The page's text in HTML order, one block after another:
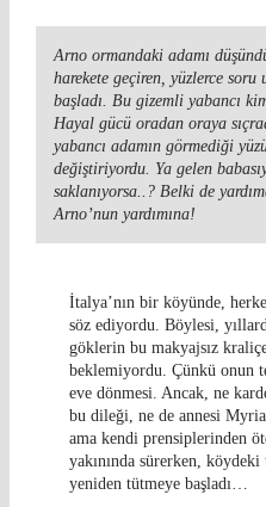
Arno ormandaki adamı
harekete geçiren, yüzlerce soru
başladı. Bu gizemli yabancı
Hayal gücü oradan oraya
yabancı adamın görmediği
değiştiriyordu. Ya gelen
saklanıyorsa..? Belki de
Arno’nun yardımına!
İtalya’nın bir köyünde,
söz ediyordu. Böylesi,
göklerin bu makyajsız
beklemiyordu. Çünkü onun
eve dönmesi. Ancak, ne
bu dileği, ne de annesi
ama kendi prensiplerinden
yakınında sürerken,
yeniden tütmeye başladı…